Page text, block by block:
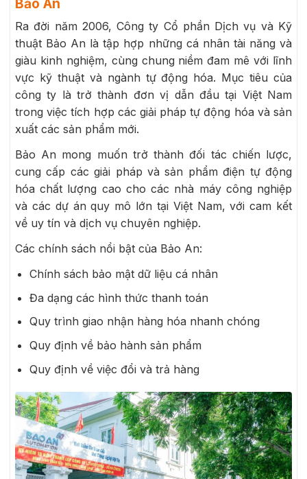
Ra đời năm 2006, Công ty Cổ phần Dịch vụ và Kỹ
thuật Bảo An là tập hợp những cá nhân tài năng và
giàu kinh nghiệm, cùng chung niềm đam mê với lĩnh
vực kỹ thuật và ngành tự động hóa. Mục tiêu của
công ty là trở thành đơn vị dẫn đầu tại Việt Nam
trong việc tích hợp các giải pháp tự động hóa và sản
xuất các sản phẩm mới.
Bảo An mong muốn trở thành đối tác chiến lược,
cung cấp các giải pháp và sản phẩm điện tự động
hóa chất lượng cao cho các nhà máy công nghiệp
và các dự án quy mô lớn tại Việt Nam, với cam kết
về uy tín và dịch vụ chuyên nghiệp.
Các chính sách nổi bật của Bảo An:
Chính sách bảo mật dữ liệu cá nhân
Đa dạng các hình thức thanh toán
Quy trình giao nhận hàng hóa nhanh chóng
Quy định về bảo hành sản phẩm
Quy định về việc đổi và trả hàng